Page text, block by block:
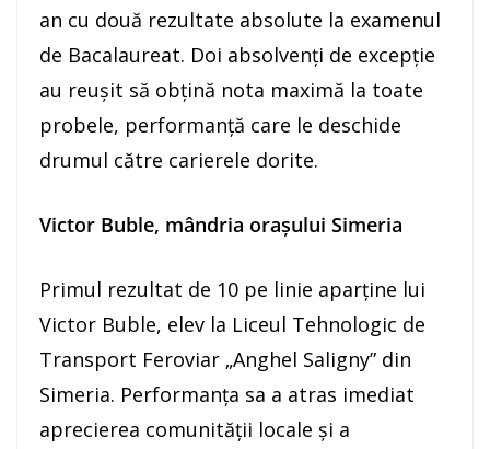
an cu două rezultate absolute la examenul
de Bacalaureat. Doi absolvenți de excepție
au reușit să obțină nota maximă la toate
probele, performanță care le deschide
drumul către carierele dorite.
Victor Buble, mândria orașului Simeria
Primul rezultat de 10 pe linie aparține lui
Victor Buble, elev la Liceul Tehnologic de
Transport Feroviar „Anghel Saligny” din
Simeria. Performanța sa a atras imediat
aprecierea comunității locale și a